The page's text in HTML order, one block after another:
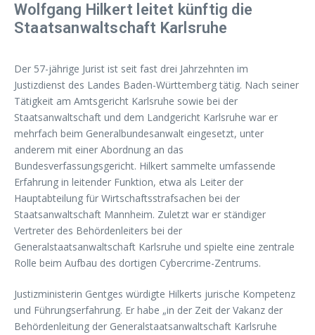
Wolfgang Hilkert leitet künftig die
Staatsanwaltschaft Karlsruhe
Der 57-jährige Jurist ist seit fast drei Jahrzehnten im
Justizdienst des Landes Baden-Württemberg tätig. Nach seiner
Tätigkeit am Amtsgericht Karlsruhe sowie bei der
Staatsanwaltschaft und dem Landgericht Karlsruhe war er
mehrfach beim Generalbundesanwalt eingesetzt, unter
anderem mit einer Abordnung an das
Bundesverfassungsgericht. Hilkert sammelte umfassende
Erfahrung in leitender Funktion, etwa als Leiter der
Hauptabteilung für Wirtschaftsstrafsachen bei der
Staatsanwaltschaft Mannheim. Zuletzt war er ständiger
Vertreter des Behördenleiters bei der
Generalstaatsanwaltschaft Karlsruhe und spielte eine zentrale
Rolle beim Aufbau des dortigen Cybercrime-Zentrums.
Justizministerin Gentges würdigte Hilkerts jurische Kompetenz
und Führungserfahrung. Er habe „in der Zeit der Vakanz der
Behördenleitung der Generalstaatsanwaltschaft Karlsruhe